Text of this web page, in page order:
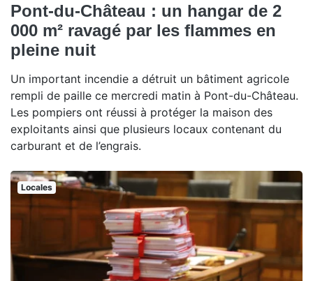
Pont-du-Château : un hangar de 2
000 m² ravagé par les flammes en
pleine nuit
Un important incendie a détruit un bâtiment agricole
rempli de paille ce mercredi matin à Pont-du-Château.
Les pompiers ont réussi à protéger la maison des
exploitants ainsi que plusieurs locaux contenant du
carburant et de l’engrais.
Locales